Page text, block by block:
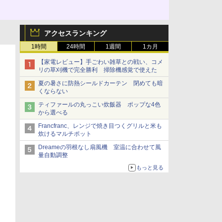
アクセスランキング
1時間 24時間 1週間 1カ月
【家電レビュー】手ごわい雑草との戦い、コメ
リの草刈機で完全勝利 掃除機感覚で使えた
夏の暑さに防熱シールドカーテン 閉めても暗
くならない
ティファールの丸っこい炊飯器 ポップな4色
から選べる
Francfranc、レンジで焼き目つくグリルと米も
炊けるマルチポット
Dreameの羽根なし扇風機 室温に合わせて風
量自動調整
もっと見る